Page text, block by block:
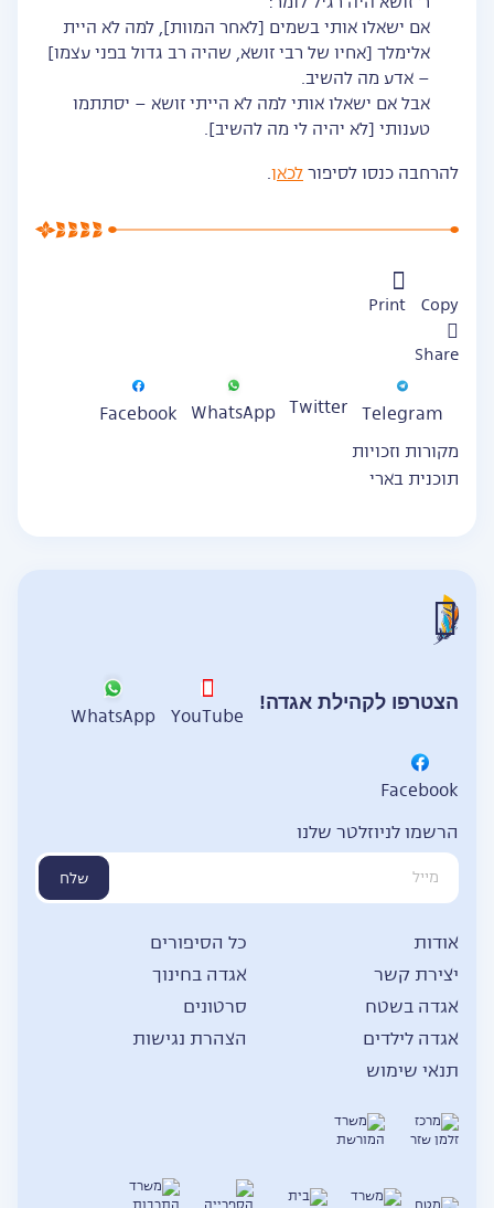
אם ישאלו אותי בשמים [לאחר המוות], למה לא היית
אלימלך [אחיו של רבי זושא, שהיה רב גדול בפני עצמו]
– אדע מה להשיב.
אבל אם ישאלו אותי למה לא הייתי זושא – יסתתמו
טענותי [לא יהיה לי מה להשיב].
להרחבה כנסו לסיפור לכאן.
Copy
Print
Share
Telegram
Twitter
WhatsApp
Facebook
מקורות וזכויות
תוכנית בארי
הצטרפו לקהילת אגדה!
YouTube
WhatsApp
Facebook
הרשמו לניוזלטר שלנו
שלח
אודות
כל הסיפורים
יצירת קשר
הצהרת נגישות
אגדה בחינוך
אגדה בשטח
תנאי שימוש
סרטונים
אגדה לילדים